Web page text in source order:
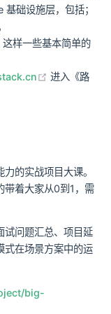
础设施层，包括；
样一些基本简单的
(opens new
进入《路
的实战项目大课。
带着大家从0到1，需
试问题汇总、项目延
式在场景方案中的运
big-